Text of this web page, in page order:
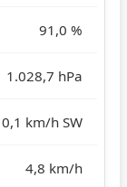
91,0 %
1.028,7 hPa
0,1 km/h SW
4,8 km/h